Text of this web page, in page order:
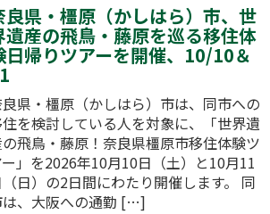
良県・橿原（かしはら）市、世
遺産の飛鳥・藤原を巡る移住体
日帰りツアーを開催、10/10＆
県・橿原（かしはら）市は、同市への
を検討している人を対象に、「世界遺
飛鳥・藤原！奈良県橿原市移住体験ツ
」を2026年10月10日（土）と10月11
（日）の2日間にわたり開催します。 同
は、大阪への通勤 […]